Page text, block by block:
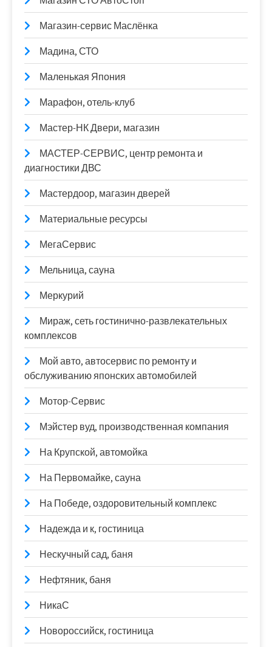
Магазин-сервис Маслёнка
Мадина, СТО
Маленькая Япония
Марафон, отель-клуб
Мастер-НК Двери, магазин
МАСТЕР-СЕРВИС, центр ремонта и
диагностики ДВС
Мастердоор, магазин дверей
Материальные ресурсы
МегаСервис
Мельница, сауна
Меркурий
Мираж, сеть гостинично-развлекательных
комплексов
Мой авто, автосервис по ремонту и
обслуживанию японских автомобилей
Мотор-Сервис
Мэйстер вуд, производственная компания
На Крупской, автомойка
На Первомайке, сауна
На Победе, оздоровительный комплекс
Надежда и к, гостиница
Нескучный сад, баня
Нефтяник, баня
НикаС
Новороссийск, гостиница